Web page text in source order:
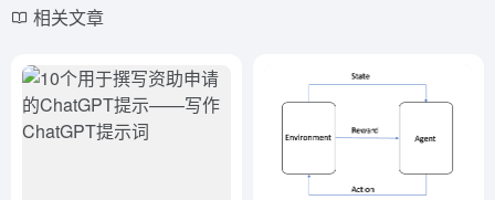
相关文章